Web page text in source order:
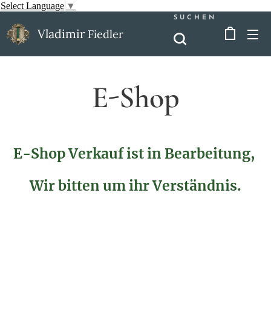
Select Language ▼
Vladimir Fiedler
SUCHEN
E-Shop
E-Shop Verkauf ist in Bearbeitung,
Wir bitten um ihr Verständnis.